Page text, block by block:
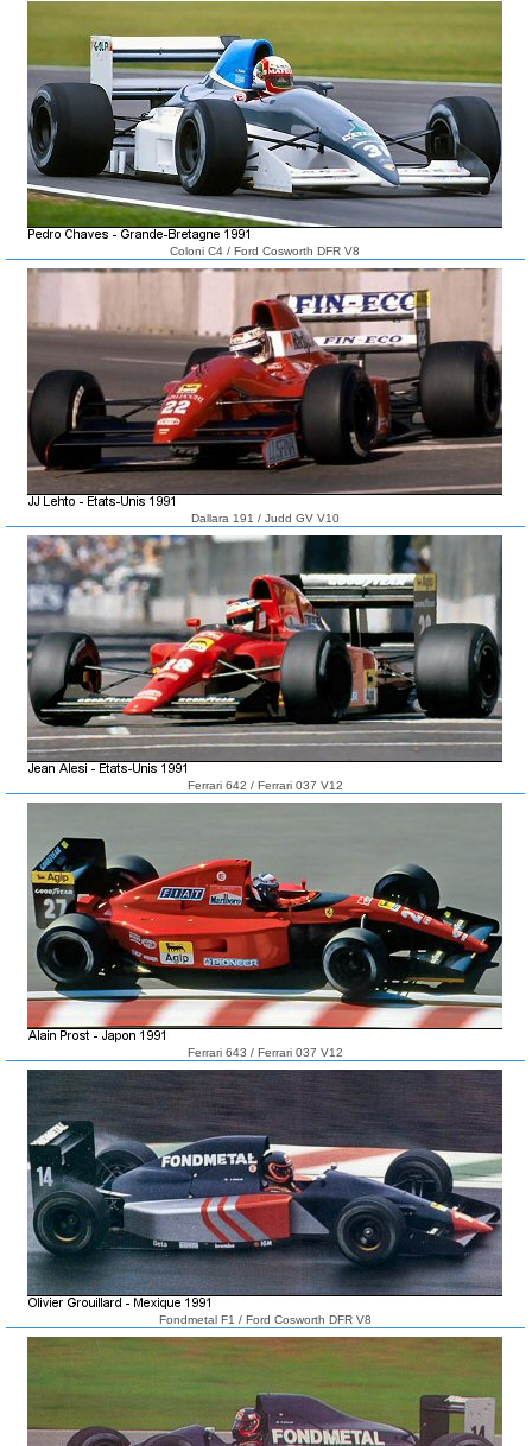
Coloni C4 / Ford Cosworth DFR V8
Dallara 191 / Judd GV V10
Ferrari 642 / Ferrari 037 V12
Ferrari 643 / Ferrari 037 V12
Fondmetal F1 / Ford Cosworth DFR V8